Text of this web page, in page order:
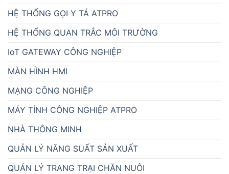
HỆ THỐNG GỌI Y TÁ ATPRO
HỆ THỐNG QUAN TRẮC MÔI TRƯỜNG
IoT GATEWAY CÔNG NGHIỆP
MÀN HÌNH HMI
MẠNG CÔNG NGHIỆP
MÁY TÍNH CÔNG NGHIỆP ATPRO
NHÀ THÔNG MINH
QUẢN LÝ NĂNG SUẤT SẢN XUẤT
QUẢN LÝ TRANG TRẠI CHĂN NUÔI